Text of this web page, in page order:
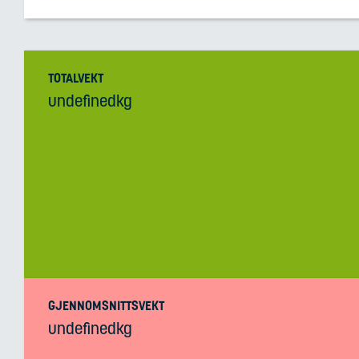
TOTALVEKT
undefinedkg
GJENNOMSNITTSVEKT
undefinedkg